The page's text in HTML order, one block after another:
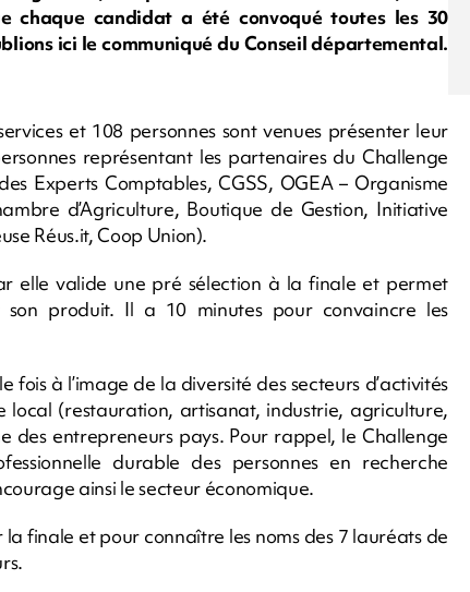
chaque candidat a été convoqué toutes les 30
ici le communiqué du Conseil départemental.
et 108 personnes sont venues présenter leur
représentant les partenaires du Challenge
Experts Comptables, CGSS, OGEA – Organisme
d’Agriculture, Boutique de Gestion, Initiative
Réus.it, Coop Union).
elle valide une pré sélection à la finale et permet
son produit. Il a 10 minutes pour convaincre les
à l’image de la diversité des secteurs d’activités
local (restauration, artisanat, industrie, agriculture,
entrepreneurs pays. Pour rappel, le Challenge
durable des personnes en recherche
ainsi le secteur économique.
finale et pour connaître les noms des 7 lauréats de